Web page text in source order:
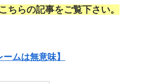
ちらの記事をご覧下さい。
ムは無意味】